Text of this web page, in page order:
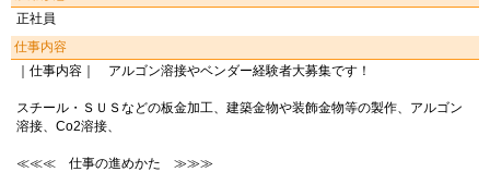
正社員
仕事内容
｜仕事内容｜ アルゴン溶接やベンダー経験者大募集です！
スチール・ＳＵＳなどの板金加工、建築金物や装飾金物等の製作、アルゴン
溶接、Co2溶接、
≪≪≪ 仕事の進めかた ≫≫≫